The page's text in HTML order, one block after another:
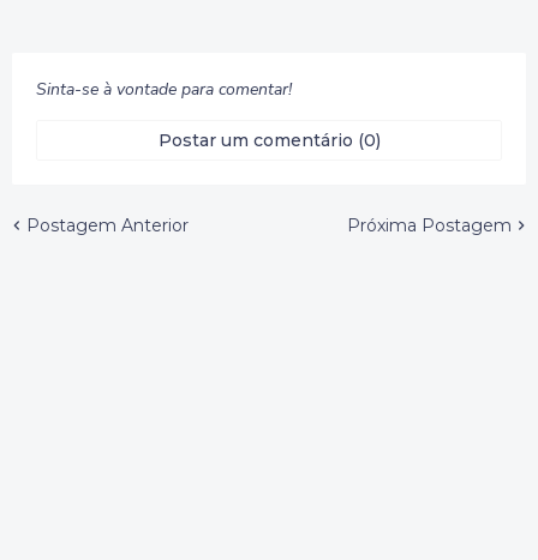
Sinta-se à vontade para comentar!
Postar um comentário (0)
Postagem Anterior Próxima Postagem